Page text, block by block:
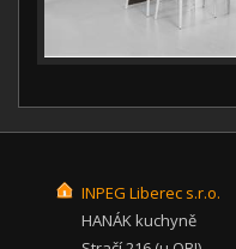
INPEG Liberec s.r.o.
HANÁK kuchyně